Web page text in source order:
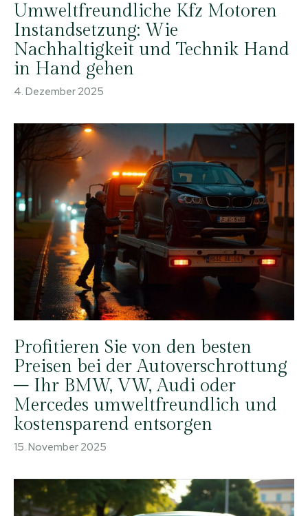
Umweltfreundliche Kfz Motoren
Instandsetzung: Wie
Nachhaltigkeit und Technik Hand
in Hand gehen
4. Dezember 2025
Profitieren Sie von den besten
Preisen bei der Autoverschrottung
– Ihr BMW, VW, Audi oder
Mercedes umweltfreundlich und
kostensparend entsorgen
15. November 2025